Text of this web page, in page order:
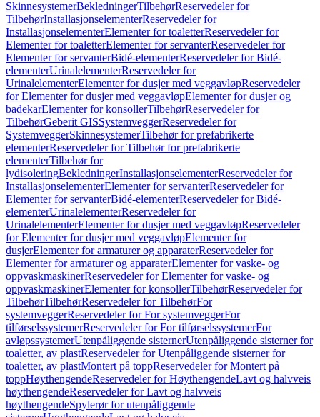
SkinnesystemerBekledningerTilbehørReservedeler for
TilbehørInstallasjonselementerReservedeler for
InstallasjonselementerElementer for toaletterReservedeler for
Elementer for toaletterElementer for servanterReservedeler for
Elementer for servanterBidé-elementerReservedeler for Bidé-
elementerUrinalelementerReservedeler for
UrinalelementerElementer for dusjer med veggavløpReservedeler
for Elementer for dusjer med veggavløpElementer for dusjer og
badekarElementer for konsollerTilbehørReservedeler for
TilbehørGeberit GISSystemveggerReservedeler for
SystemveggerSkinnesystemerTilbehør for prefabrikerte
elementerReservedeler for Tilbehør for prefabrikerte
elementerTilbehør for
lydisoleringBekledningerInstallasjonselementerReservedeler for
InstallasjonselementerElementer for servanterReservedeler for
Elementer for servanterBidé-elementerReservedeler for Bidé-
elementerUrinalelementerReservedeler for
UrinalelementerElementer for dusjer med veggavløpReservedeler
for Elementer for dusjer med veggavløpElementer for
dusjerElementer for armaturer og apparaterReservedeler for
Elementer for armaturer og apparaterElementer for vaske- og
oppvaskmaskinerReservedeler for Elementer for vaske- og
oppvaskmaskinerElementer for konsollerTilbehørReservedeler for
TilbehørTilbehørReservedeler for TilbehørFor
systemveggerReservedeler for For systemveggerFor
tilførselssystemerReservedeler for For tilførselssystemerFor
avløpssystemerUtenpåliggende sisternerUtenpåliggende sisterner for
toaletter, av plastReservedeler for Utenpåliggende sisterner for
toaletter, av plastMontert på toppReservedeler for Montert på
toppHøythengendeReservedeler for HøythengendeLavt og halvveis
høythengendeReservedeler for Lavt og halvveis
høythengendeSpylerør for utenpåliggende